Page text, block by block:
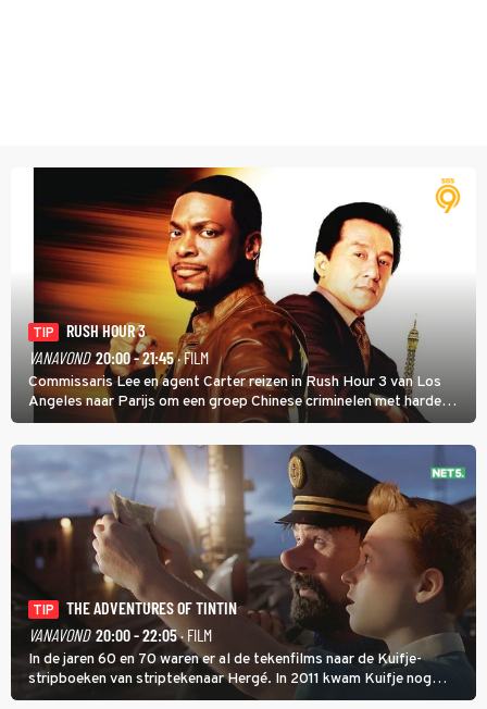
TIP
RUSH HOUR 3
VANAVOND 20:00 - 21:45· FILM
Commissaris Lee en agent Carter reizen in Rush Hour 3 van Los
Angeles naar Parijs om een groep Chinese criminelen met harde
hand aan te pakken.
TIP
THE ADVENTURES OF TINTIN
VANAVOND 20:00 - 22:05· FILM
In de jaren 60 en 70 waren er al de tekenfilms naar de Kuifje-
stripboeken van striptekenaar Hergé. In 2011 kwam Kuifje nog
meer tot leven in The Adventures of Tintin van Steven Spielberg.